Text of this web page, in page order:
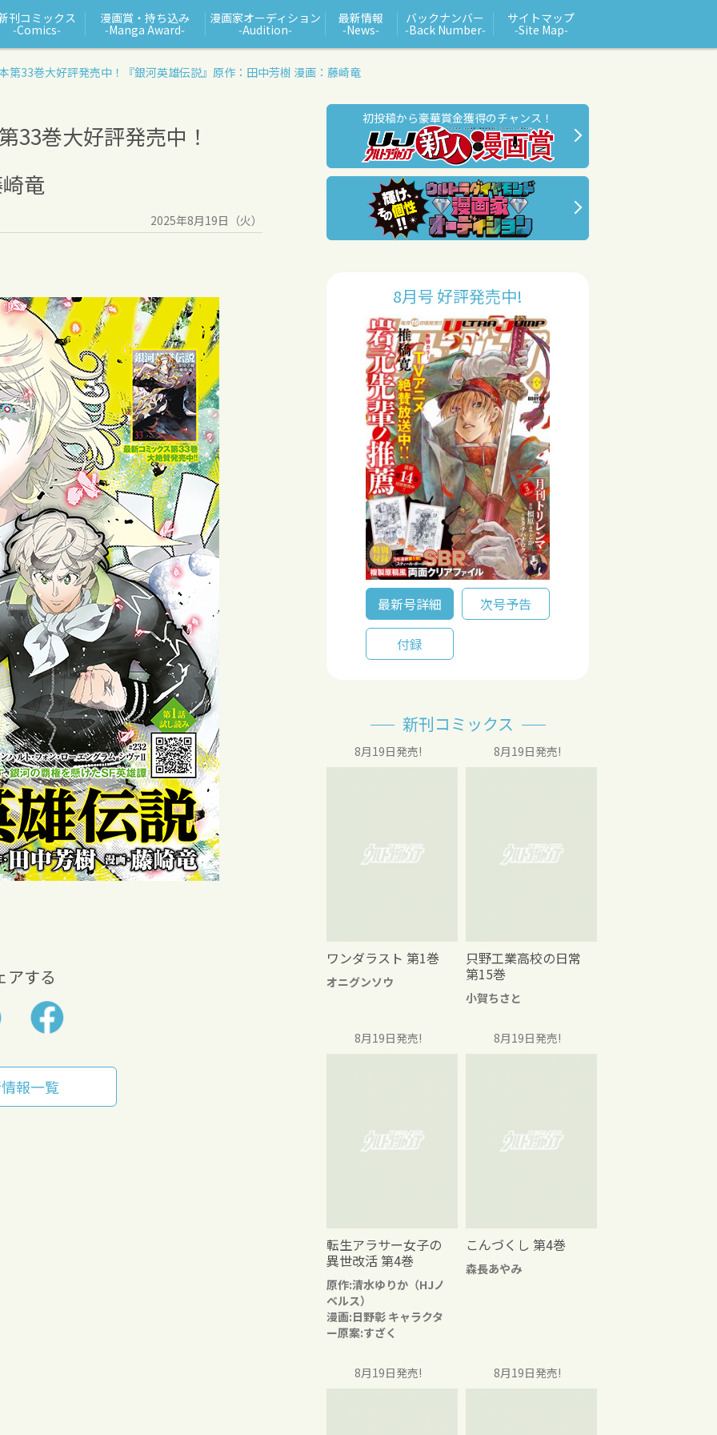
刊コミックス
‑Comics‑
漫画賞・持ち込み
‑Manga Award‑
漫画家オーディション
‑Audition‑
最新情報
‑News‑
バックナンバー
‑Back Number‑
サイトマップ
‑Site Map‑
第33巻大好評発売中！ 『銀河英雄伝説』 原作：田中芳樹 漫画：藤崎竜
33巻大好評発売中！
竜
2025年8月19日（火）
アする
報一覧
初投稿から豪華賞金獲得のチャンス！
8月号 好評発売中!
最新号詳細 次号予告
付録
新刊コミックス
8月19日発売!
ワンダラスト 第1巻
オニグンソウ
8月19日発売!
只野工業高校の日常
第15巻
小賀ちさと
8月19日発売!
転生アラサー女子の
異世改活 第4巻
原作:清水ゆりか（HJノ
ベルス）
漫画:日野彰 キャラクタ
ー原案:すざく
8月19日発売!
こんづくし 第4巻
森長あやみ
8月19日発売! 8月19日発売!